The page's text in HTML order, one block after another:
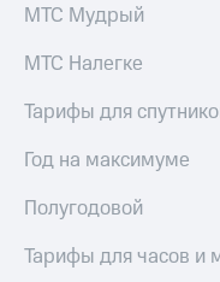
МТС Мудрый
МТС Налегке
Тарифы для
Год на максимуме
Полугодовой
Тарифы для часов и